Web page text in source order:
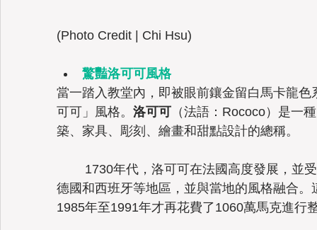
(Photo Credit | Chi Hsu)
驚豔洛可可風格
當一踏入教堂內，即被眼前鑲金留白馬卡龍
可可」風格。 洛可可 （法語：Rococo）是一
築、家具、彫刻、繪畫和甜點設計的總稱。
1730年代，洛可可在法國高度發展，並
德國和西班牙等地區，並與當地的風格融合。
1985年至1991年才再花費了1060萬馬克進行